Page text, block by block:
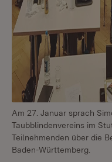
Am 27. Januar sprach
Taubblindenvereins im
Teilnehmenden über die
Baden-Württemberg.